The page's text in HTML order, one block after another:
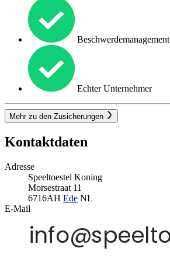
Beschwerdemanagement
Echter Unternehmer
Mehr zu den Zusicherungen
Kontaktdaten
Adresse
Speeltoestel Koning
Morsestraat 11
6716AH Ede NL
E-Mail